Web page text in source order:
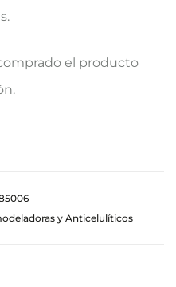
el producto
y Anticelulíticos